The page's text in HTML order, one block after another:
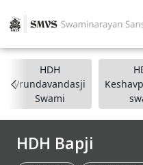
HDH
Vrundavandasji
Swami
HDH Bapji